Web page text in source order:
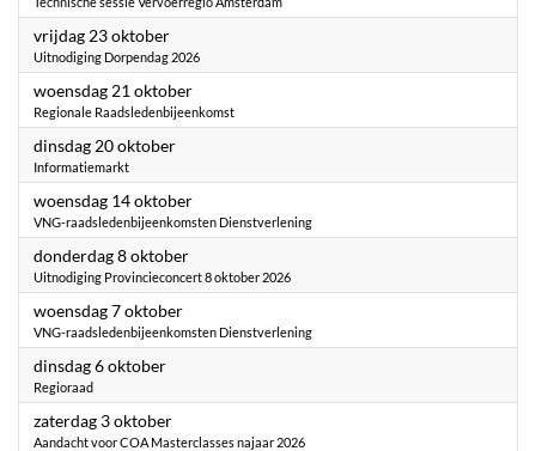
vrijdag 23 oktober2026
Uitnodiging Dorpendag 2026
woensdag 21 oktober2026
Regionale Raadsledenbijeenkomst
dinsdag 20 oktober2026
Informatiemarkt
woensdag 14 oktober2026
VNG-raadsledenbijeenkomsten Dienstverlening
donderdag 8 oktober2026
Uitnodiging Provincieconcert 8 oktober 2026
woensdag 7 oktober2026
VNG-raadsledenbijeenkomsten Dienstverlening
dinsdag 6 oktober2026
Regioraad
zaterdag 3 oktober2026
Aandacht voor COA Masterclasses najaar 2026